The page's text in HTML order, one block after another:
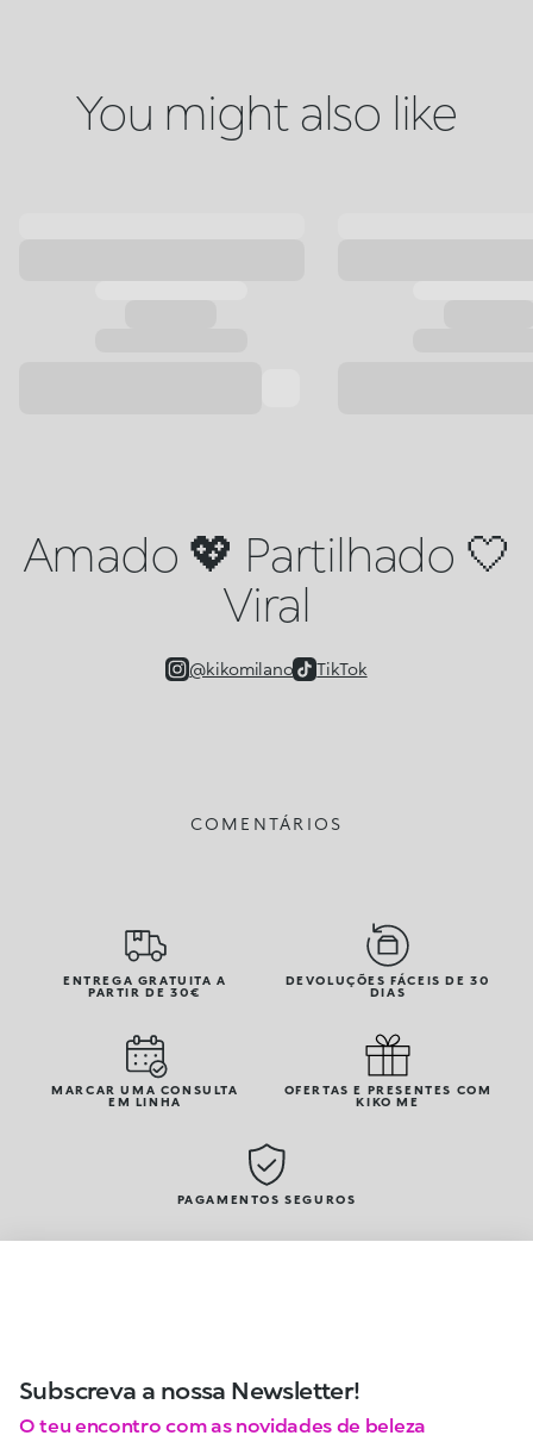
You might also like
Amado 💖 Partilhado 🤍
Viral
@kikomilano TikTok
COMENTÁRIOS
ENTREGA GRATUITA A
PARTIR DE 30€
DEVOLUÇÕES FÁCEIS DE 30
DIAS
MARCAR UMA CONSULTA
EM LINHA
OFERTAS E PRESENTES COM
KIKO ME
PAGAMENTOS SEGUROS
Subscreva a nossa Newsletter!
O teu encontro com as novidades de beleza